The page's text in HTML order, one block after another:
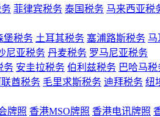
菲律宾税务 泰国税务 马来西亚税
堡税务 土耳其税务 塞浦路斯税务 马
尼亚税务 丹麦税务 罗马尼亚税务
务 安圭拉税务 伯利兹税务 巴哈马税
联酋税务 毛里求斯税务 迪拜税务 纽
牌照 香港MSO牌照 香港电讯牌照